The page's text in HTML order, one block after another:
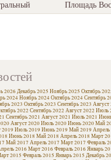
Площадь
2026 Декабрь 2025 Ноябрь 2025 Октябрь
2024Ноябрь 2024Октябрь 2024Сентябрь
2023 Октябрь 2023 Сентябрь 2023 Август
2022 Сентябрь 2022 Август 2022 Июль
Сентябрь 2021 Август 2021 Июль 2021
Август 2020Июль 2020Июнь 2020Май
2019 Июль 2019 Июнь 2019 Май 2019 Апрель
Июнь 2018 Май 2018 Апрель 2018 Март
Май 2017 Апрель 2017 Март 2017 Февраль
2016 Март 2016 Февраль 2016 Январь
2015 Февраль 2015 Январь 2015 Декабрь